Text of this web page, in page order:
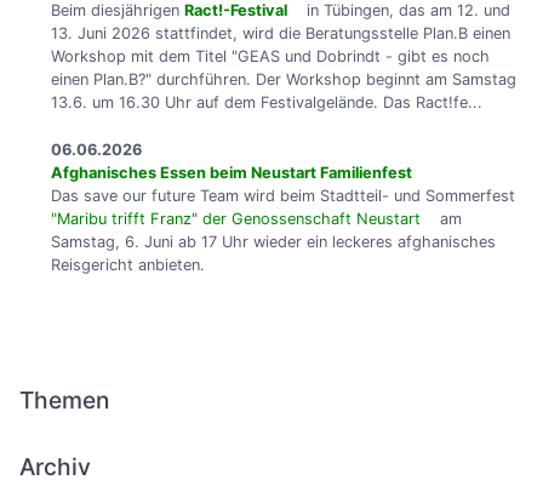
Beim diesjährigen Ract!-Festival
in Tübingen, das am 12. und
13. Juni 2026 stattfindet, wird die Beratungsstelle Plan.B einen
Workshop mit dem Titel "GEAS und Dobrindt - gibt es noch
einen Plan.B?" durchführen. Der Workshop beginnt am Samstag
13.6. um 16.30 Uhr auf dem Festivalgelände. Das Ract!fe...
06.06.2026
Afghanisches Essen beim Neustart Familienfest
Das save our future Team wird beim Stadtteil- und Sommerfest
"Maribu trifft Franz" der Genossenschaft Neustart
am
Samstag, 6. Juni ab 17 Uhr wieder ein leckeres afghanisches
Reisgericht anbieten.
Themen
Archiv